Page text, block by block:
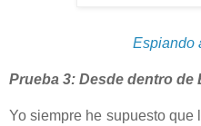
Espiando
Prueba 3: Desde dentro de
Yo siempre he supuesto que